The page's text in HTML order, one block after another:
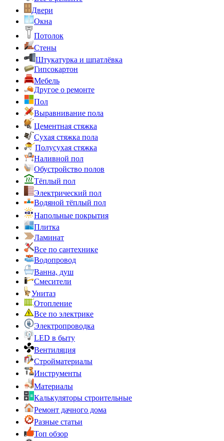
Двери
Окна
Потолок
Стены
Штукатурка и шпатлёвка
Гипсокартон
Мебель
Другое о ремонте
Пол
Выравнивание пола
Цементная стяжка
Сухая стяжка пола
Полусухая стяжка
Наливной пол
Обустройство полов
Тёплый пол
Электрический пол
Водяной тёплый пол
Напольные покрытия
Плитка
Ламинат
Все по сантехнике
Водопровод
Ванна, душ
Смесители
Унитаз
Отопление
Все по электрике
Электропроводка
LED в быту
Вентиляция
Стройматериалы
Инструменты
Материалы
Калькуляторы строительные
Ремонт дачного дома
Разные статьи
Топ обзор